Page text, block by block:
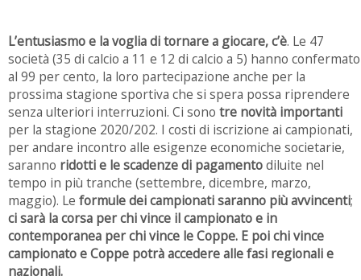
L’entusiasmo e la voglia di tornare a giocare, c’è. Le 47
società (35 di calcio a 11 e 12 di calcio a 5) hanno confermato
al 99 per cento, la loro partecipazione anche per la
prossima stagione sportiva che si spera possa riprendere
senza ulteriori interruzioni. Ci sono tre novità importanti
per la stagione 2020/202. I costi di iscrizione ai campionati,
per andare incontro alle esigenze economiche societarie,
saranno ridotti e le scadenze di pagamentodiluite nel
tempo in più tranche (settembre, dicembre, marzo,
maggio). Le formule dei campionati saranno più avvincenti;
ci sarà la corsa per chi vince il campionato e in
contemporanea per chi vince le Coppe. E poichi vince
campionato e Coppe potrà accedere alle fasi regionali e
nazionali.